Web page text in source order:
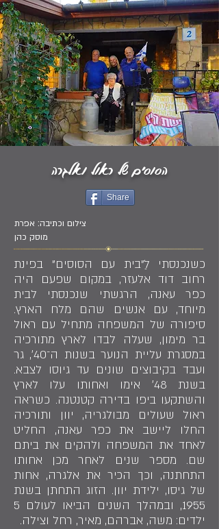
הסוסים של ראול ואלגרה
Share
צילום וכתיבה: אפרת
מוסק כהן
כשנכנסתי לַ"בית עם הסוסים" בפינת
רחוב דוד אלעזר, במקום שפעם היה
כפר עאנה, הרגשתי שנכנסתי לבית
מיוחד, עם אנשים שהם מלח הארץ.
סיפורה של המשפחה מתחיל עם ראול
בר מימון, שעלה לבדו לארץ מתורכיה
במסגרת עליית הנוער בשנות ה־40׳, גר
ועבד בקיבוצים שונים עד גיוסו לצבא.
בשנת 48׳ אימו ואחותו עלו לארץ
והשתקעו ביפו בדירה קטנטנה. כשראה
ראול שעולים מבולגריה, יוון ותורכיה
החלו ליישב את כפר עאנה, החליט
לאחד את המשפחה ולהקים את ביתם
שם. מספר שנים לאחר מכן אחותו
התחתנה, וכך הכיר את אלגרה, אחות
של גיסו, ילידת יוון. הזוג התחתן בשנת
1955, ובמהלך השנים הביאו לעולם 5
ילדים: משה, אברהם, מאיר, רחל וצילה.